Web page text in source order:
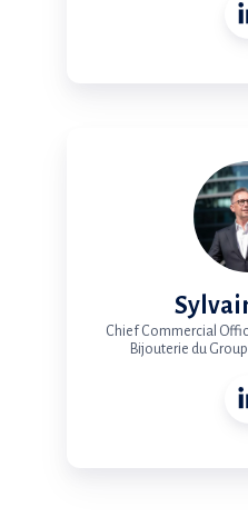
Chief Commercial
Bijouterie du